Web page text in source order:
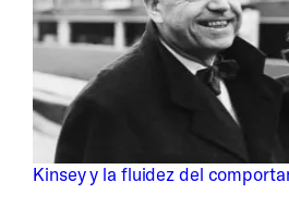
Kinsey y la fluidez del